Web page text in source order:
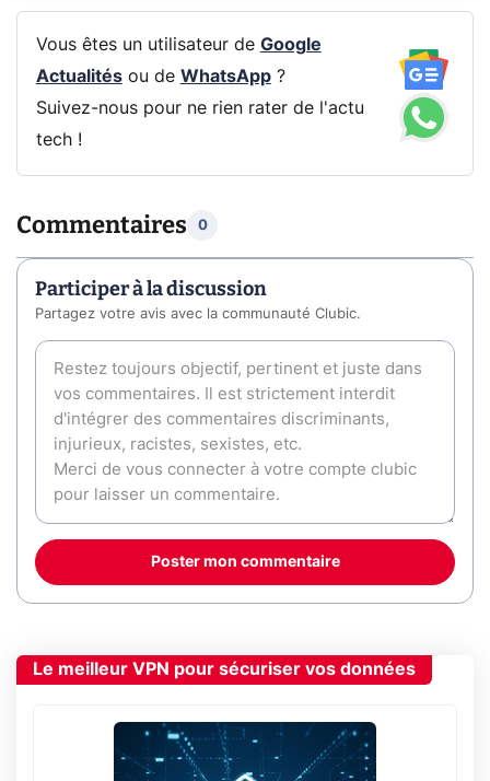
Vous êtes un utilisateur de Google
Actualitésou de WhatsApp?
Suivez-nous pour ne rien rater de l'actu
tech !
Commentaires 0
Participer à la discussion
Partagez votre avis avec la communauté Clubic.
Poster mon commentaire
Le meilleur VPN pour sécuriser vos données